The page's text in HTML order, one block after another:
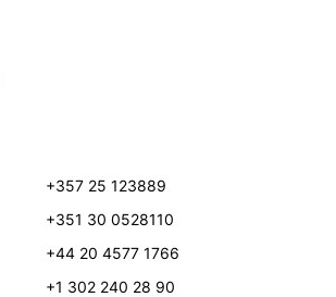
+357 25 123889
+351 30 0528110
+44 20 4577 1766
+1 302 240 28 90